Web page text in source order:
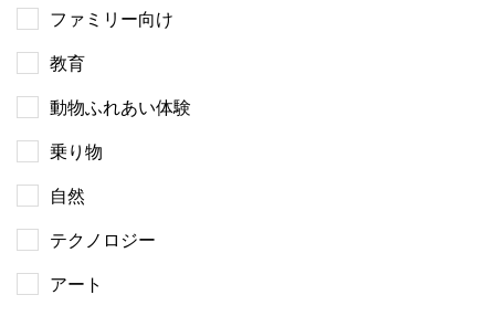
ファミリー向け
教育
動物ふれあい体験
乗り物
自然
テクノロジー
アート